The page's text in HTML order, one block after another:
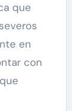
que
en
con